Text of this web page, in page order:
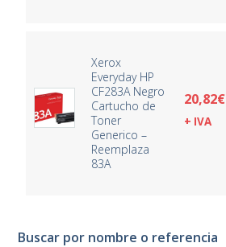
Xerox
Everyday HP
CF283A Negro
Cartucho de
Toner
Generico –
Reemplaza
83A
20,82€
+ IVA
Buscar por nombre o referencia